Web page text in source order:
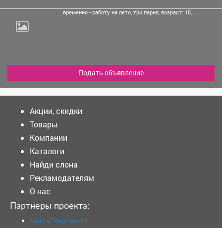
временно - работу на лето, три парня, возраст: 15, ...
Подать объявление
Акции, скидки
Товары
Компании
Каталоги
Найди слона
Рекламодателям
О нас
Партнеры проекта:
Газета "Частник-М"